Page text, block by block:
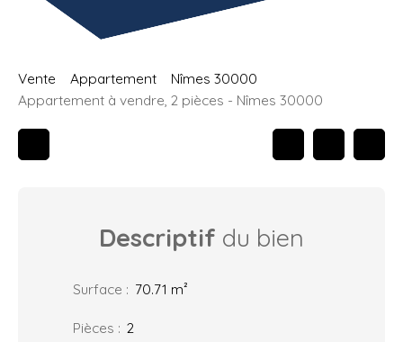
Vente Appartement
Nîmes 30000
Appartement à vendre, 2 pièces - Nîmes 30000
Descriptif du bien
Surface : 70.71 m²
Pièces : 2